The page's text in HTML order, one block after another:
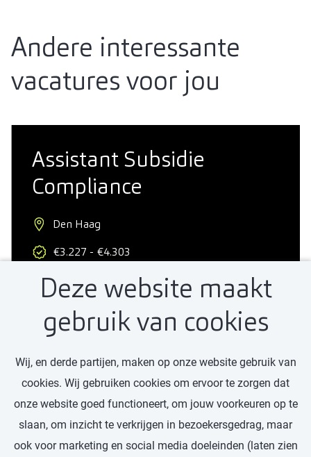
Deze website maakt
gebruik van cookies
Wij, en derde partijen, maken op onze website gebruik van
cookies. Wij gebruiken cookies om ervoor te zorgen dat
onze website goed functioneert, om jouw voorkeuren op te
slaan, om inzicht te verkrijgen in bezoekersgedrag, maar
ook voor marketing en social media doeleinden (laten zien
Andere interessante
vacatures voor jou
Assistant Subsidie
Compliance
Den Haag
€3.227 - €4.303
Starter
32 - 40 uur
Bekijk vacature